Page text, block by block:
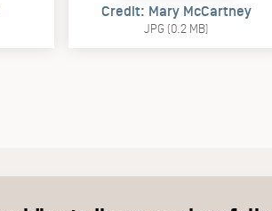
Credit: Mary McCartney
JPG (0.2 MB)